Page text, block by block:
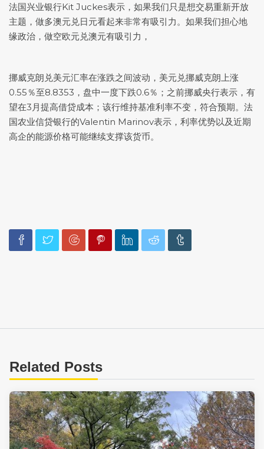
法国兴业银行Kit Juckes表示，如果我们只是想交易重新开放
主题，做多澳元兑日元看起来非常有吸引力。如果我们担心地
缘政治，做空欧元兑澳元有吸引力，
挪威克朗兑美元汇率在涨跌之间波动，美元兑挪威克朗上涨
0.55％至8.8353，盘中一度下跌0.6％；之前挪威央行表示，有
望在3月提高借贷成本；该行维持基准利率不变，符合预期。法
国农业信贷银行的Valentin Marinov表示，利率优势以及近期
高企的能源价格可能继续支撑该货币。
Related Posts